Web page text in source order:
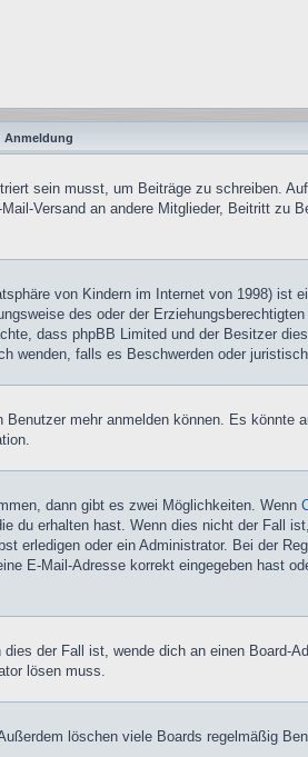
Anmeldung
sein musst, um Beiträge zu schreiben.
Versand an andere Mitglieder, Beitritt zu
von Kindern im Internet von 1998)
des oder der
dass phpBB Limited und der Besitzer
falls es Beschwerden oder
mehr anmelden können. Es könnte
dann gibt es zwei Möglichkeiten. Wenn
du erhalten hast. Wenn dies nicht der Fall
erledigen oder ein Administrator. Bei der
E-Mail-Adresse korrekt eingegeben hast
der Fall ist, wende dich an einen Board-
lösen muss.
löschen viele Boards regelmäßig